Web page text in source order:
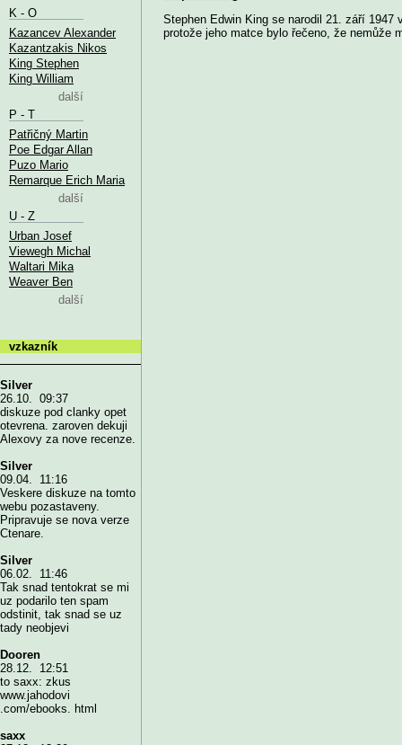
Stephen Edwin King se narodil 21. září
protože jeho matce bylo řečeno, že nemůže
K - O
Kazancev Alexander
Kazantzakis Nikos
King Stephen
King William
další
P - T
Patřičný Martin
Poe Edgar Allan
Puzo Mario
Remarque Erich Maria
další
U - Z
Urban Josef
Viewegh Michal
Waltari Mika
Weaver Ben
další
vzkazník
Silver
26.10. 09:37
diskuze pod clanky opet
otevrena. zaroven dekuji
Alexovy za nove recenze.
Silver
09.04. 11:16
Veskere diskuze na tomto
webu pozastaveny.
Pripravuje se nova verze
Ctenare.
Silver
06.02. 11:46
Tak snad tentokrat se mi
uz podarilo ten spam
odstinit, tak snad se uz
tady neobjevi
Dooren
28.12. 12:51
to saxx: zkus
www.jahodovi
.com/ebooks. html
saxx